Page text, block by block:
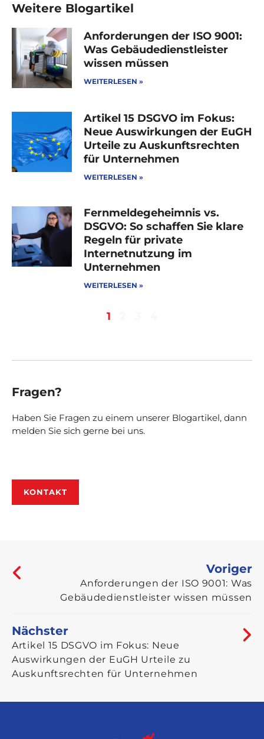
Weitere Blogartikel
Anforderungen der ISO 9001:
Was Gebäudedienstleister
wissen müssen
WEITERLESEN »
Artikel 15 DSGVO im Fokus:
Neue Auswirkungen der EuGH
Urteile zu Auskunftsrechten
für Unternehmen
WEITERLESEN »
Fernmeldegeheimnis vs.
DSGVO: So schaffen Sie klare
Regeln für private
Internetnutzung im
Unternehmen
WEITERLESEN »
1
Fragen?
Haben Sie Fragen zu einem unserer Blogartikel, dann
melden Sie sich gerne bei uns.
KONTAKT
Voriger
Anforderungen der ISO 9001: Was
Gebäudedienstleister wissen müssen
Nächster
Artikel 15 DSGVO im Fokus: Neue
Auswirkungen der EuGH Urteile zu
Auskunftsrechten für Unternehmen